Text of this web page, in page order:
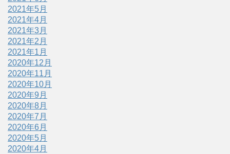
2021年5月
2021年4月
2021年3月
2021年2月
2021年1月
2020年12月
2020年11月
2020年10月
2020年9月
2020年8月
2020年7月
2020年6月
2020年5月
2020年4月